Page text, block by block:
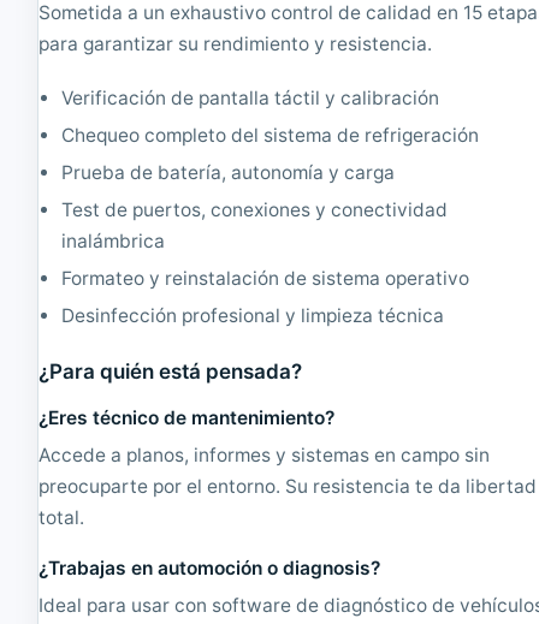
3
6
Sometida a un exhaustivo control de calidad en 15
para garantizar su rendimiento y resistencia.
Verificación de pantalla táctil y calibración
Chequeo completo del sistema de refrigeración
Prueba de batería, autonomía y carga
Test de puertos, conexiones y conectividad
inalámbrica
Formateo y reinstalación de sistema operativo
Desinfección profesional y limpieza técnica
¿Para quién está pensada?
¿Eres técnico de mantenimiento?
Accede a planos, informes y sistemas en campo sin
preocuparte por el entorno. Su resistencia te da libertad
total.
¿Trabajas en automoción o diagnosis?
Ideal para usar con software de diagnóstico de